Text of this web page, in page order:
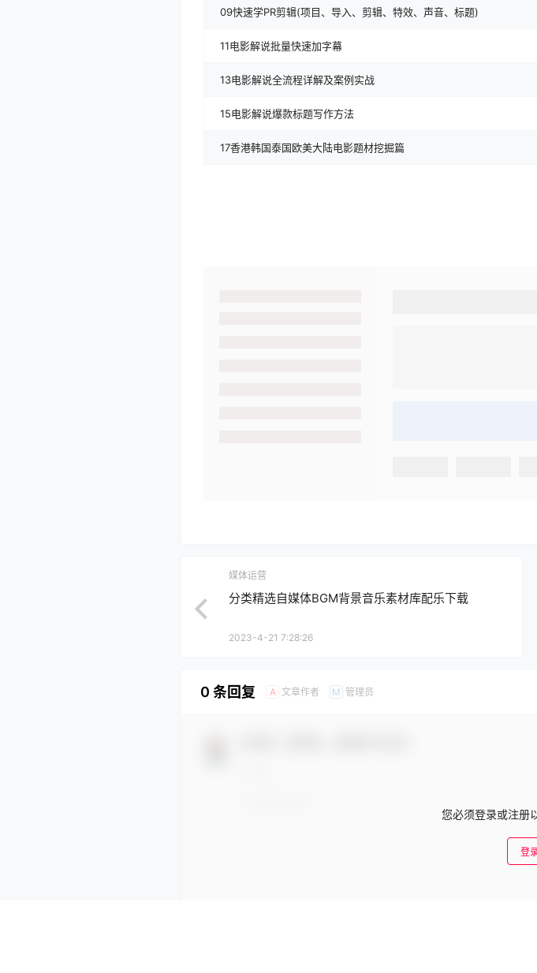
09快速学PR剪辑(项目、导入、剪辑、特效、声音、标题)
11电影解说批量快速加字幕
13电影解说全流程详解及案例实战
15电影解说爆款标题写作方法
17香港韩国泰国欧美大陆电影题材挖掘篇
媒体运营
分类精选自媒体BGM背景音乐素材库配乐下载
2023-4-21 7:28:26
0 条回复 A 文章作者 M 管理员
您必须登录或注册
登